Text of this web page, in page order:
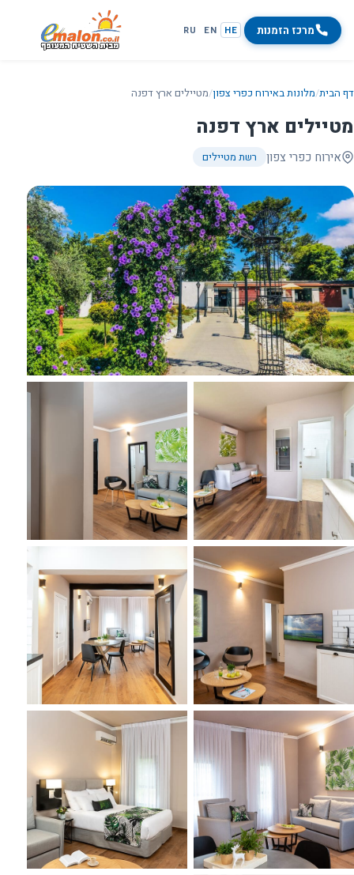
מרכז הזמנות HE
EN
RU
דף הבית/מלונות באירוח כפרי צפון/מטיילים ארץ דפנה
מטיילים ארץ דפנה
אירוח כפרי צפון רשת מטיילים